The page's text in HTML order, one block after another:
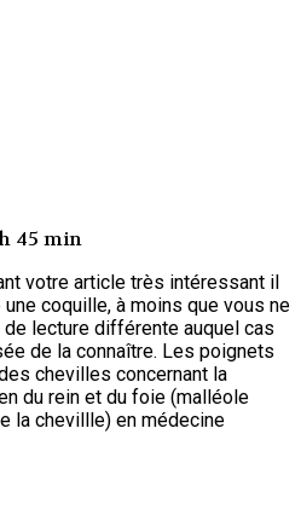
45 min
votre article très intéressant il
coquille, à moins que vous ne
lecture différente auquel cas
de la connaître. Les poignets
chevilles concernant la
du rein et du foie (malléole
la chevillle) en médecine